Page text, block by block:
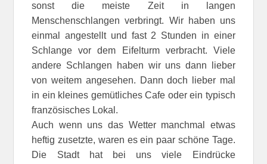
sonst die meiste Zeit in langen
Menschenschlangen verbringt. Wir haben uns
einmal angestellt und fast 2 Stunden in einer
Schlange vor dem Eifelturm verbracht. Viele
andere Schlangen haben wir uns dann lieber
von weitem angesehen. Dann doch lieber mal
in ein kleines gemütliches Cafe oder ein typisch
französisches Lokal.
Auch wenn uns das Wetter manchmal etwas
heftig zusetzte, waren es ein paar schöne Tage.
Die Stadt hat bei uns viele Eindrücke